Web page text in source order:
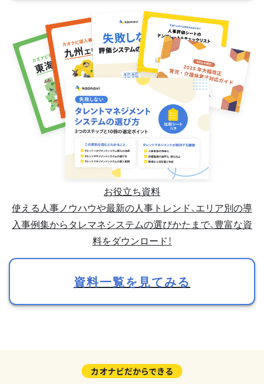
お役立ち資料
使える人事ノウハウや最新の人事トレンド、エリア別の導
入事例集からタレマネシステムの選びかたまで、豊富な資
料をダウンロード！
資料一覧を見てみる
カオナビだからできる